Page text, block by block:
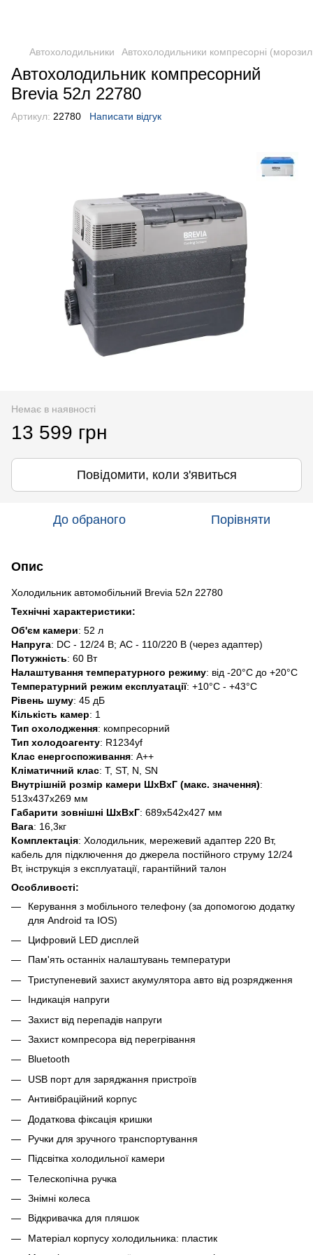
Автохолодильники Автохолодильники компресорні
Автохолодильник компресорний
Brevia 52л 22780
Артикул: 22780 Написати відгук
Немає в наявності
13 599 грн
Повідомити, коли з'явиться
До обраного Порівняти
Опис
Холодильник автомобільний Brevia 52л 22780
Технічні характеристики:
Об'єм камери: 52 л
Напруга: DC - 12/24 В; AC - 110/220 В (через адаптер)
Потужність: 60 Вт
Налаштування температурного режиму: від -20°C до +20°C
Температурний режим експлуатації: +10°C - +43°C
Рівень шуму: 45 дБ
Кількість камер: 1
Тип охолодження: компресорний
Тип холодоагенту: R1234yf
Клас енергоспоживання: А++
Кліматичний клас: T, ST, N, SN
Внутрішній розмір камери ШхВхГ (макс. значення):
513x437x269 мм
Габарити зовнішні ШхВхГ: 689x542x427 мм
Вага: 16,3кг
Комплектація: Холодильник, мережевий адаптер 220 Вт,
кабель для підключення до джерела постійного струму 12/24
Вт, інструкція з експлуатації, гарантійний талон
Особливості:
Керування з мобільного телефону (за допомогою додатку
для Android та IOS)
Цифровий LED дисплей
Пам'ять останніх налаштувань температури
Триступеневий захист акумулятора авто від розрядження
Індикація напруги
Захист від перепадів напруги
Захист компресора від перегрівання
Bluetooth
USB порт для заряджання пристроїв
Антивібраційний корпус
Додаткова фіксація кришки
Ручки для зручного транспортування
Підсвітка холодильної камери
Телескопічна ручка
Знімні колеса
Відкривачка для пляшок
Матеріал корпусу холодильника: пластик